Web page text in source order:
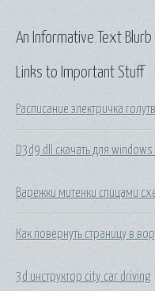
Links to Important Stuff
Расписание электричка
D3d9 dll скачать для
Варежки митенки спицами
Как повернуть страницу в
3d инструктор city car driving
An Informative Text Blurb